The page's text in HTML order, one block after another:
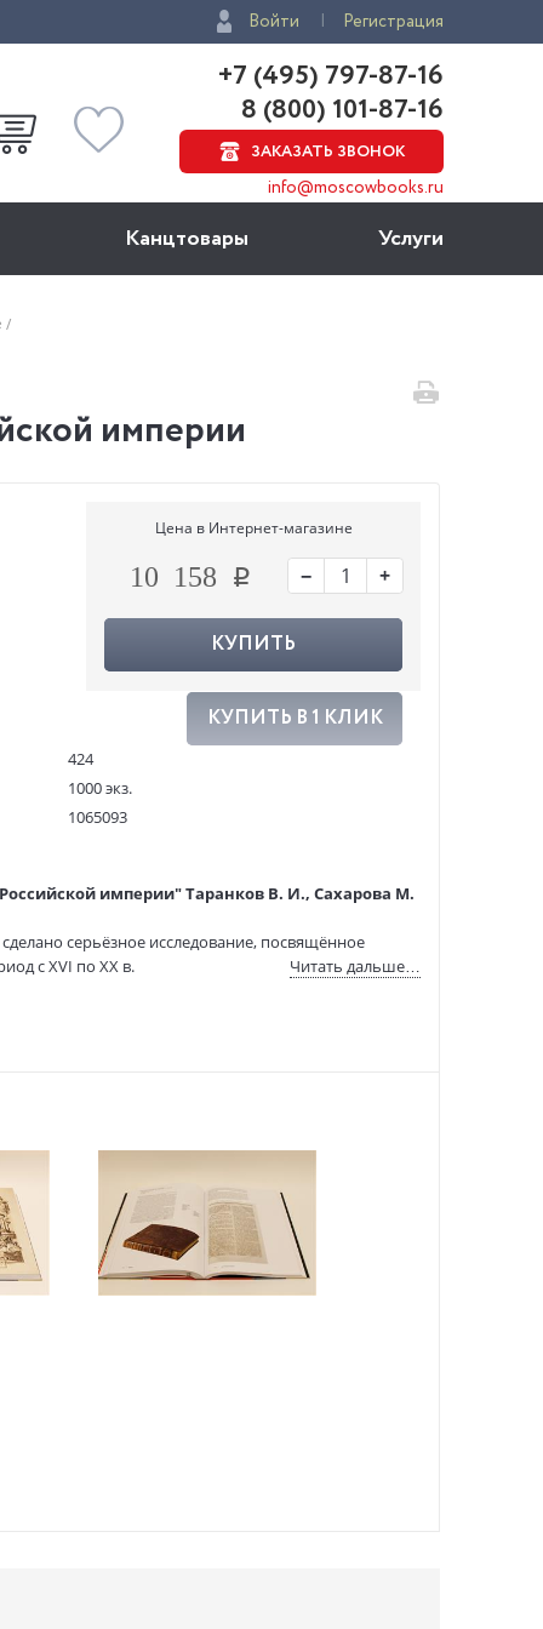
Войти Регистрация
+7 (495) 797-87-16
8 (800) 101-87-16
ЗАКАЗАТЬ ЗВОНОК
info@moscowbooks.ru
Канцтовары Услуги
империи
Цена в Интернет-магазине
10 158 − +
КУПИТЬ
КУПИТЬ В 1 КЛИК
424
1000 экз.
1065093
империи" Таранков В. И., Сахарова М.
серьёзное исследование, посвящённое
с ХVI по XX в.
— каталоги по 320 книгам с кратким описанием
каждой книге присвоен свой код.
Золотого займа).
экономистов, финансистов, банкиров, бухгалтеров,
вузов, аспирантов и студентов; работников музеев
университета.
Читать дальше…